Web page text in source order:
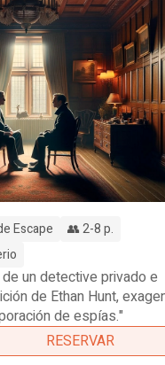
Escape
👥 2-8 p.
un detective privado e
de Ethan Hunt,
de espías."
RESERVAR